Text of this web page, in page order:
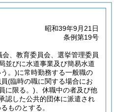
昭和39年9月21日
条例第19号
、教育委員会、選挙管理委員
並びに水道事業及び簡易水道
。)に常時勤務する一般職の
(臨時の職に関する場合にお
に限る。) 、休職中の者及び他
認した公共的団体に派遣され
ものとする。